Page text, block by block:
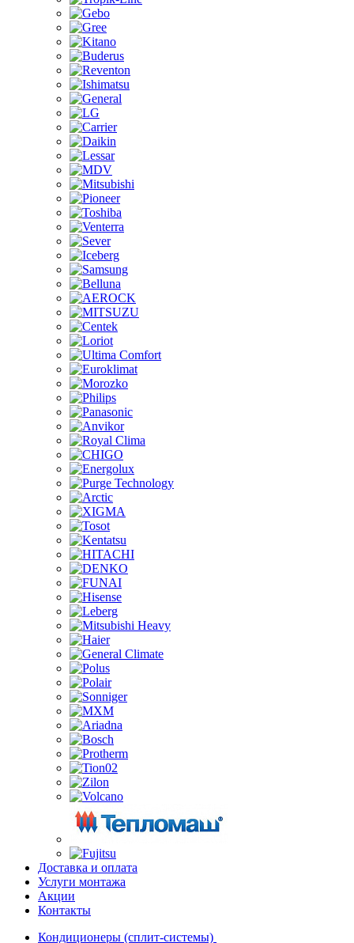
Доставка и оплата
Услуги монтажа
Акции
Контакты
Кондиционеры (сплит-системы)